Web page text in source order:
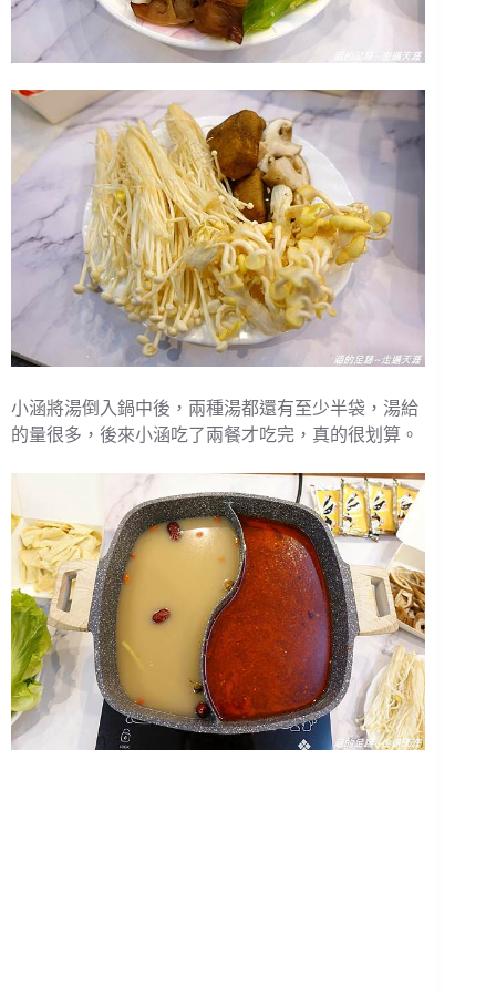
小涵將湯倒入鍋中後，兩種湯都還有至少半袋，湯給
的量很多，後來小涵吃了兩餐才吃完，真的很划算。